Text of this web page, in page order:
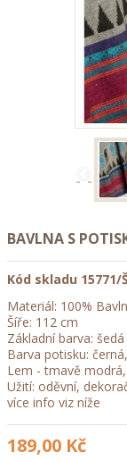
BAVLNA S
Kód skladu 15771/
Materiál: 100%
Šíře: 112 cm
Základní barva: šedá
Barva potisku:
Lem - tmavě
Užití: oděvní,
více info viz níže
189,00 Kč